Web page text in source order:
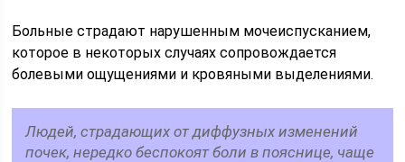
Больные страдают нарушенным мочеиспусканием,
которое в некоторых случаях сопровождается
болевыми ощущениями и кровяными выделениями.
Людей, страдающих от диффузных изменений
почек, нередко беспокоят боли в пояснице, чаще